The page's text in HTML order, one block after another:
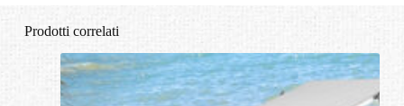
Prodotti correlati